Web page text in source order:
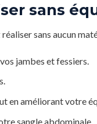
sans
sans aucun
jambes et fessiers.
en améliorant votre
sangle abdominale.